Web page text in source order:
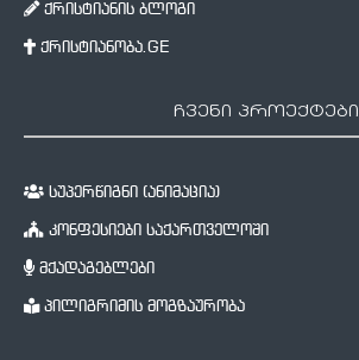
ქრისტიანის ბლოგი
ქრისტიანობა.GE
ჩვენი პროექტები
სუპერწიგნი (ანიმაცია)
კონფესიები საქართველოში
მქადაგებლები
პილიგრიმის მოგზაურობა